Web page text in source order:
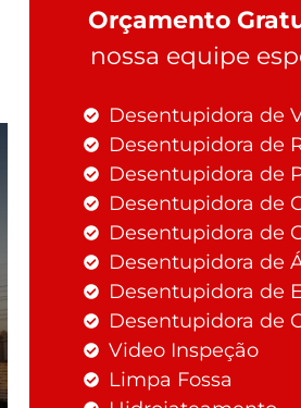
Orçamento
nossa equipe
Desentupidora de
Desentupidora de
Desentupidora de
Desentupidora de
Desentupidora de
Desentupidora de
Desentupidora de
Desentupidora de
Video Inspeção
Limpa Fossa